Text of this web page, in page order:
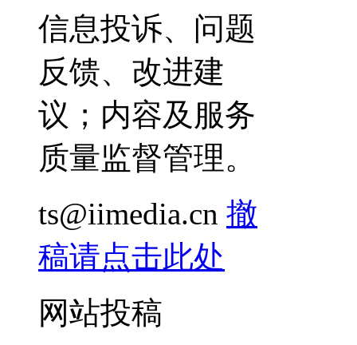
信息投诉、问题
反馈、改进建
议；内容及服务
质量监督管理。
ts@iimedia.cn 撤
稿请点击此处
网站投稿